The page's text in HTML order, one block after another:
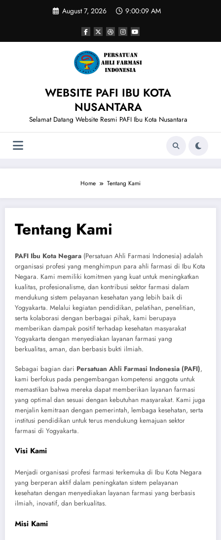
August 7, 2026 9:00:09 AM
WEBSITE PAFI IBU KOTA
NUSANTARA
Selamat Datang Website Resmi PAFI Ibu Kota Nusantara
Home Tentang Kami
Tentang Kami
PAFI Ibu Kota Negara (Persatuan Ahli Farmasi Indonesia) adalah
organisasi profesi yang menghimpun para ahli farmasi di Ibu Kota
Negara. Kami memiliki komitmen yang kuat untuk meningkatkan
kualitas, profesionalisme, dan kontribusi sektor farmasi dalam
mendukung sistem pelayanan kesehatan yang lebih baik di
Yogyakarta. Melalui kegiatan pendidikan, pelatihan, penelitian,
serta kolaborasi dengan berbagai pihak, kami berupaya
memberikan dampak positif terhadap kesehatan masyarakat
Yogyakarta dengan menyediakan layanan farmasi yang
berkualitas, aman, dan berbasis bukti ilmiah.
Sebagai bagian dari Persatuan Ahli Farmasi Indonesia (PAFI),
kami berfokus pada pengembangan kompetensi anggota untuk
memastikan bahwa mereka dapat memberikan layanan farmasi
yang optimal dan sesuai dengan kebutuhan masyarakat. Kami juga
menjalin kemitraan dengan pemerintah, lembaga kesehatan, serta
institusi pendidikan untuk terus mendukung kemajuan sektor
farmasi di Yogyakarta.
Visi Kami
Menjadi organisasi profesi farmasi terkemuka di Ibu Kota Negara
yang berperan aktif dalam peningkatan sistem pelayanan
kesehatan dengan menyediakan layanan farmasi yang berbasis
ilmiah, inovatif, dan berkualitas.
Misi Kami